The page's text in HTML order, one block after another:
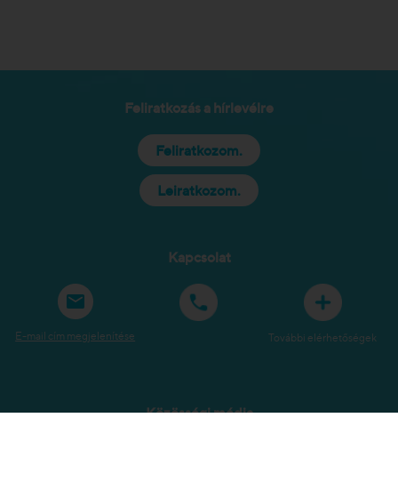
Feliratkozás a hírlevélre
Feliratkozom.
Leiratkozom.
Kapcsolat
E-mail cím megjelenítése További elérhetőségek
Közösségi média